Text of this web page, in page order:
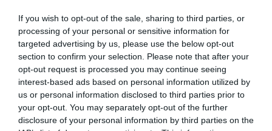
If you wish to opt-out of the sale, sharing to third parties, or
processing of your personal or sensitive information for
targeted advertising by us, please use the below opt-out
section to confirm your selection. Please note that after your
opt-out request is processed you may continue seeing
interest-based ads based on personal information utilized by
us or personal information disclosed to third parties prior to
your opt-out. You may separately opt-out of the further
disclosure of your personal information by third parties on the
Condividi
questo
articolo
su
Whatsapp
Condividi
questo
articolo
su
Telegram
TwitterCondividi
Tags
Turismo Albergatori Tassa Di Soggiorno